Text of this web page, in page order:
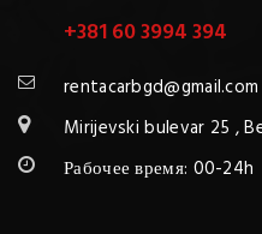
+381 60 3994 394
rentacarbgd@gmail.com
Mirijevski bulevar 25 ,
Рабочее время: 00-24h